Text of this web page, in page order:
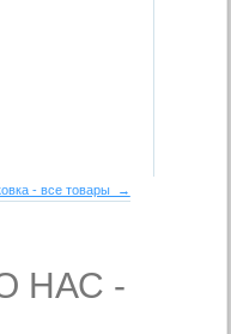
- все товары →
НАС -